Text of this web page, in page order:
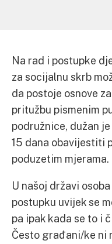
Na rad i postupke
za socijalnu skrb
da postoje osnove
pritužbu pismenim
podružnice, dužan
15 dana obavijestiti
poduzetim mjerama.
U našoj državi
postupku uvijek se
pa ipak kada se to i
Često građani/ke ni